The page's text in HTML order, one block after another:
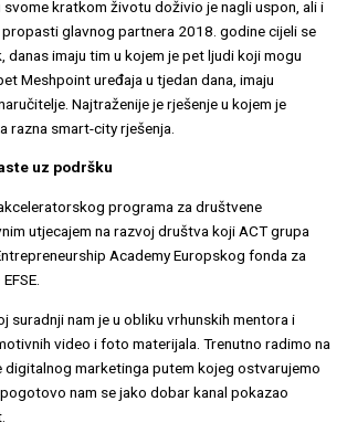
svome kratkom životu doživio je nagli uspon, ali i
glavnog partnera 2018. godine cijeli se
danas imaju tim u kojem je pet ljudi koji mogu
Meshpoint uređaja u tjedan dana, imaju
Najtraženije je rješenje u kojem je
razna smart-city rješenja.
uz podršku
programa za društvene
utjecajem na razvoj društva koji ACT grupa
Academy Europskog fonda za
suradnji nam je u obliku vrhunskih mentora i
video i foto materijala. Trenutno radimo na
marketinga putem kojeg ostvarujemo
nam se jako dobar kanal pokazao